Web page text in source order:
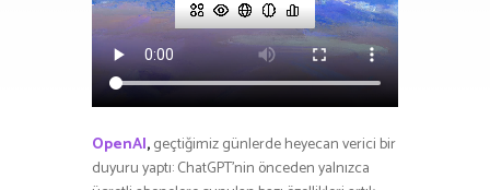
OpenAI,geçtiğimiz günlerde heyecan verici bir
duyuru yaptı: ChatGPT’nin önceden yalnızca